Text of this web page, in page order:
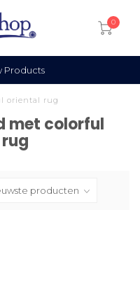
0
Products
oriental rug
met colorful